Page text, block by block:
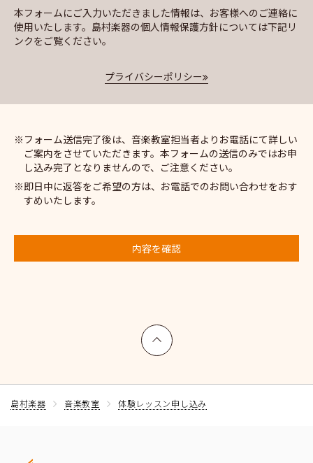
本フォームにご入力いただきました情報は、お客様へのご連絡に
使用いたします。島村楽器の個人情報保護方針については下記リ
ンクをご覧ください。
プライバシーポリシー
フォーム送信完了後は、音楽教室担当者よりお電話にて詳しい
ご案内をさせていただきます。本フォームの送信のみではお申
し込み完了となりませんので、ご注意ください。
即日中に返答をご希望の方は、お電話でのお問い合わせをおす
すめいたします。
内容を確認
上へ戻る
島村楽器 音楽教室 体験レッスン申し込み